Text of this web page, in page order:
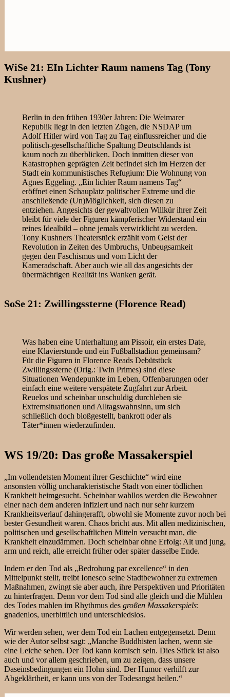
WiSe 21: EIn Lichter Raum namens Tag (Tony
Kushner)
Berlin in den frühen 1930er Jahren: Die Weimarer
Republik liegt in den letzten Zügen, die NSDAP um
Adolf Hitler wird von Tag zu Tag einflussreicher und die
politisch-gesellschaftliche Spaltung Deutschlands ist
kaum noch zu überblicken. Doch inmitten dieser von
Katastrophen geprägten Zeit befindet sich im Herzen der
Stadt ein kommunistisches Refugium: Die Wohnung von
Agnes Eggeling. „Ein lichter Raum namens Tag“
eröffnet einen Schauplatz politischer Extreme und die
anschließende (Un)Möglichkeit, sich diesen zu
entziehen. Angesichts der gewaltvollen Willkür ihrer Zeit
bleibt für viele der Figuren kämpferischer Widerstand ein
reines Idealbild – ohne jemals verwirklicht zu werden.
Tony Kushners Theaterstück erzählt vom Geist der
Revolution in Zeiten des Umbruchs, Unbeugsamkeit
gegen den Faschismus und vom Licht der
Kameradschaft. Aber auch wie all das angesichts der
übermächtigen Realität ins Wanken gerät.
SoSe 21: Zwillingssterne (Florence Read)
Was haben eine Unterhaltung am Pissoir, ein erstes Date,
eine Klavierstunde und ein Fußballstadion gemeinsam?
Für die Figuren in Florence Reads Debütstück
Zwillingssterne (Orig.: Twin Primes) sind diese
Situationen Wendepunkte im Leben, Offenbarungen oder
einfach eine weitere verspätete Zugfahrt zur Arbeit.
Reuelos und scheinbar unschuldig durchleben sie
Extremsituationen und Alltagswahnsinn, um sich
schließlich doch bloßgestellt, bankrott oder als
Täter*innen wiederzufinden.
WS 19/20: Das große Massakerspiel
„Im vollendetsten Moment ihrer Geschichte“ wird eine
ansonsten völlig uncharakteristische Stadt von einer tödlichen
Krankheit heimgesucht. Scheinbar wahllos werden die Bewohner
einer nach dem anderen infiziert und nach nur sehr kurzem
Krankheitsverlauf dahingerafft, obwohl sie Momente zuvor noch bei
bester Gesundheit waren. Chaos bricht aus. Mit allen medizinischen,
politischen und gesellschaftlichen Mitteln versucht man, die
Krankheit einzudämmen. Doch scheinbar ohne Erfolg: Alt und jung,
arm und reich, alle erreicht früher oder später dasselbe Ende.
Indem er den Tod als „Bedrohung par excellence“ in den
Mittelpunkt stellt, treibt Ionesco seine Stadtbewohner zu extremen
Maßnahmen, zwingt sie aber auch, ihre Perspektiven und Prioritäten
zu hinterfragen. Denn vor dem Tod sind alle gleich und die Mühlen
des Todes mahlen im Rhythmus des großen Massakerspiels:
gnadenlos, unerbittlich und unterschiedslos.
Wir werden sehen, wer dem Tod ein Lachen entgegensetzt. Denn
wie der Autor selbst sagt: „Manche Buddhisten lachen, wenn sie
eine Leiche sehen. Der Tod kann komisch sein. Dies Stück ist also
auch und vor allem geschrieben, um zu zeigen, dass unsere
Daseinsbedingungen ein Hohn sind. Der Humor verhilft zur
Abgeklärtheit, er kann uns von der Todesangst heilen.“